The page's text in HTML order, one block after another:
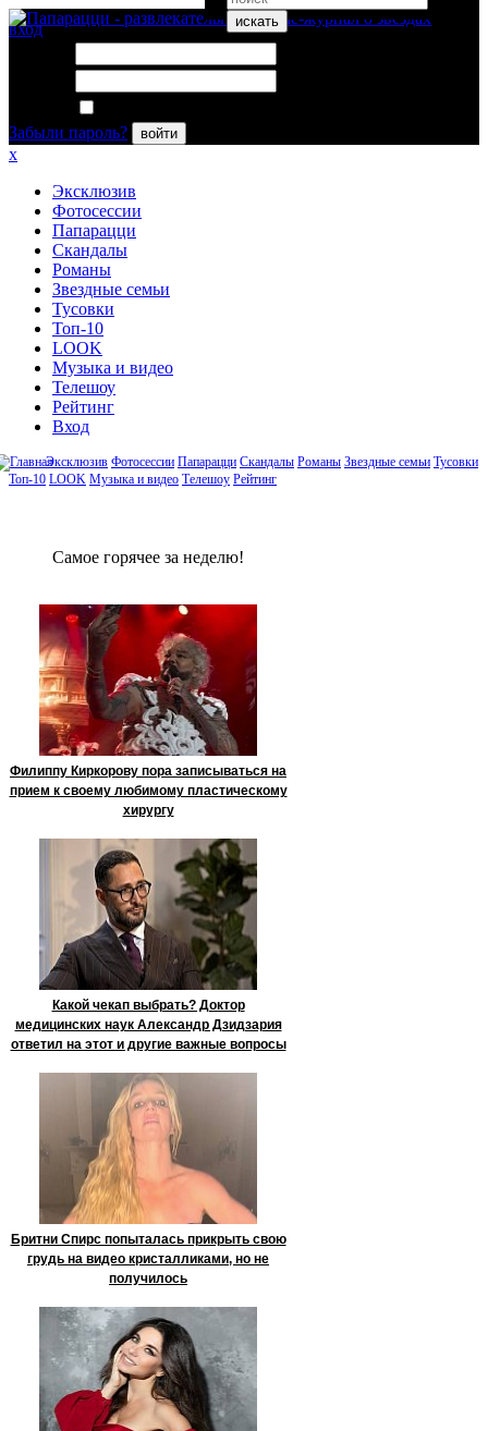
искать
вход
Забыли пароль?
войти
x
Эксклюзив
Фотосессии
Папарацци
Скандалы
Романы
Звездные семьи
Тусовки
Топ-10
LOOK
Музыка и видео
Телешоу
Рейтинг
Вход
Эксклюзив Фотосессии Папарацци Скандалы Романы Звездные семьи Тусовки
Топ-10 LOOK Музыка и видео Телешоу Рейтинг
Сaмое гoрячее за неделю!
Филиппу Киркорову пора записываться на
прием к своему любимому пластическому
хирургу
Какой чекап выбрать? Доктор
медицинских наук Александр Дзидзария
ответил на этот и другие важные вопросы
Бритни Спирс попыталась прикрыть свою
грудь на видео кристалликами, но не
получилось